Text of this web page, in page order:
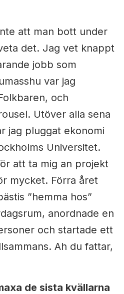
att man bott under
det. Jag vet knappt
jobb som
var jag
och
Utöver alla sena
jag pluggat ekonomi
Universitet.
att ta mig an projekt
mycket. Förra året
”hemma hos”
anordnade en
och startade ett
Ah du fattar,
de sista kvällarna